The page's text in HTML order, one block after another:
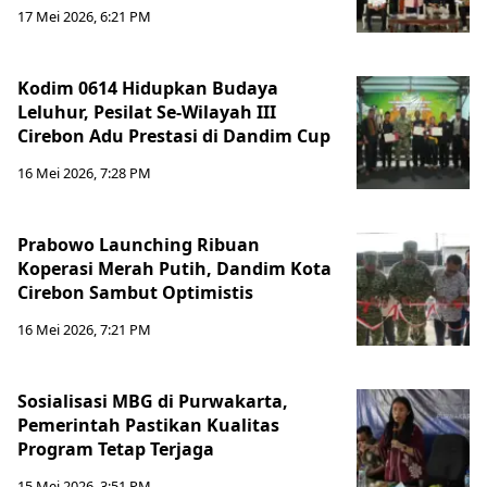
17 Mei 2026, 6:21 PM
Kodim 0614 Hidupkan Budaya
Leluhur, Pesilat Se-Wilayah III
Cirebon Adu Prestasi di Dandim Cup
16 Mei 2026, 7:28 PM
Prabowo Launching Ribuan
Koperasi Merah Putih, Dandim Kota
Cirebon Sambut Optimistis
16 Mei 2026, 7:21 PM
Sosialisasi MBG di Purwakarta,
Pemerintah Pastikan Kualitas
Program Tetap Terjaga